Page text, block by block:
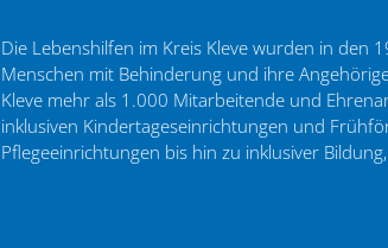
Die Lebenshilfen im Kreis Kleve wurden in den
Menschen mit Behinderung und ihre
Kleve mehr als 1.000 Mitarbeitende und
inklusiven Kindertageseinrichtungen und
Pflegeeinrichtungen bis hin zu inklusiver